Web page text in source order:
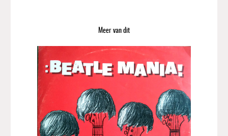
a
o
s
s
a
n
Meer van dit